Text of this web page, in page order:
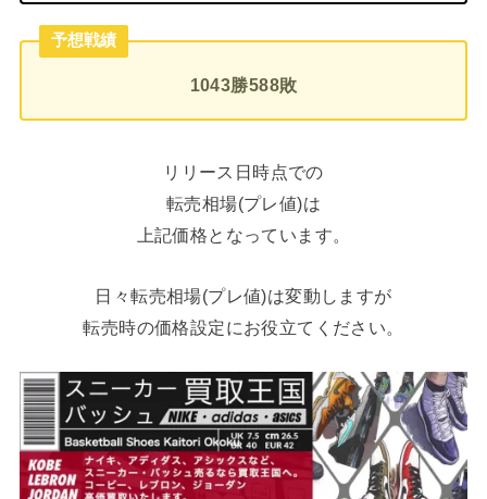
予想戦績
1043勝588敗
リリース日時点での
転売相場(プレ値)は
上記価格となっています。
日々転売相場(プレ値)は変動しますが
転売時の価格設定にお役立てください。